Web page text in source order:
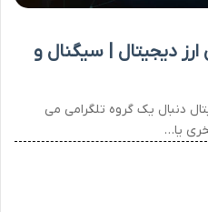
دیجیتال | سیگنال و
دنبال یک گروه تلگرامی می
یا…